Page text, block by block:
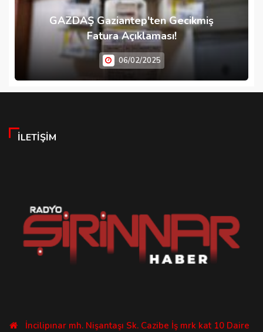
GAZDAŞ Gaziantep'ten Gecikmiş
Fatura Açıklaması!
06/02/2025
İLETIŞIM
İncilipınar mh. Nişantaşı Sk. Cazibe İş mrk kat 10 Daire